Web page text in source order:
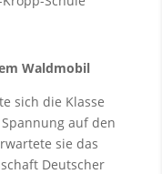
Waldmobil
sich die Klasse
auf den
sie das
Deutscher